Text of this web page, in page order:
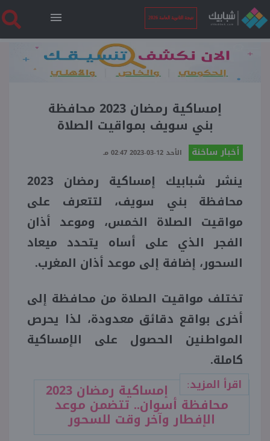
نتيجة الثانوية العامة 2026
الرئيسية
نتيجة الثانوية العامة 2026
فنجان قهوة
بوابة الطلبة
ملفات
منوعات
إمساكية رمضان 2023 محافظة
بني سويف بمواقيت الصلاة
أخبار ساخنة الأحد 12-03-2023 02:47 مـ
ينشر شبابيك إمساكية رمضان 2023
محافظة بني سويف، لتتعرف على
مواقيت الصلاة الخمس، وموعد أذان
الفجر الذي على أساه يتحدد ميعاد
السحور، إضافة إلى موعد أذان المغرب.
تختلف مواقيت الصلاة من محافظة إلى
أخرى بواقع دقائق معدودة، لذا يحرص
المواطنين الحصول على الإمساكية
كاملة.
اقرأ المزيد: إمساكية رمضان 2023
محافظة أسوان.. تتضمن موعد
الإفطار وآخر وقت للسحور